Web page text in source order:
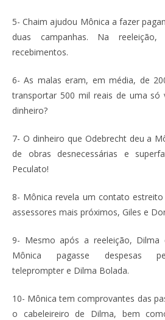
5- Chaim ajudou Mônica a fazer
duas campanhas. Na
recebimentos.
6- As malas eram, em média, de
transportar 500 mil reais de uma só
dinheiro?
7- O dinheiro que Odebrecht deu a
de obras desnecessárias e
Peculato!
8- Mônica revela um contato
assessores mais próximos, Giles e
9- Mesmo após a reeleição, Dilma
Mônica pagasse despesas
teleprompter e Dilma Bolada.
10- Mônica tem comprovantes das
o cabeleireiro de Dilma, bem